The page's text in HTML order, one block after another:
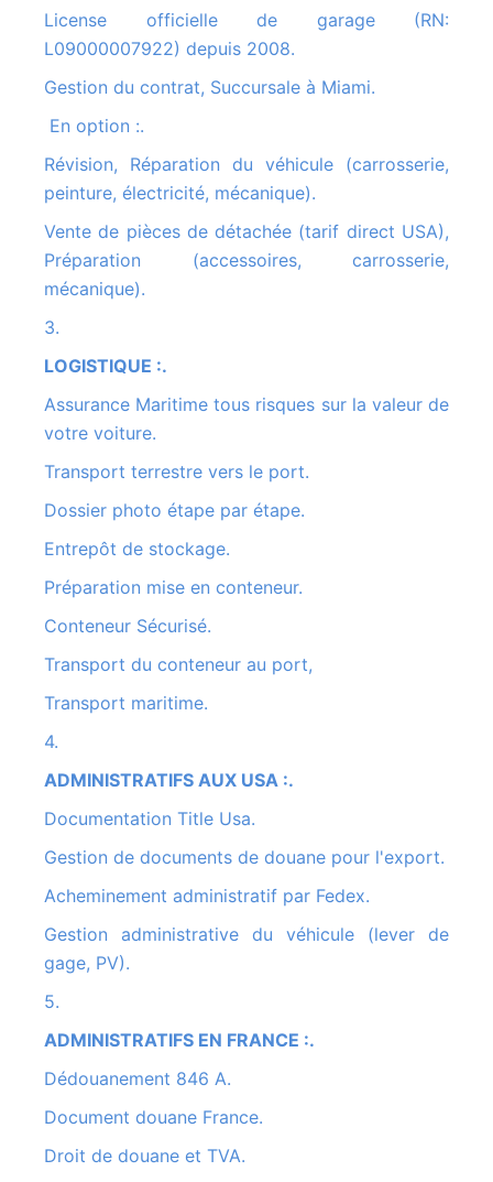
License officielle de garage (RN:
L09000007922) depuis 2008.
Gestion du contrat, Succursale à Miami.
En option :.
Révision, Réparation du véhicule (carrosserie,
peinture, électricité, mécanique).
Vente de pièces de détachée (tarif direct USA),
Préparation (accessoires, carrosserie,
mécanique).
3.
LOGISTIQUE :.
Assurance Maritime tous risques sur la valeur de
votre voiture.
Transport terrestre vers le port.
Dossier photo étape par étape.
Entrepôt de stockage.
Préparation mise en conteneur.
Conteneur Sécurisé.
Transport du conteneur au port,
Transport maritime.
4.
ADMINISTRATIFS AUX USA :.
Documentation Title Usa.
Gestion de documents de douane pour l'export.
Acheminement administratif par Fedex.
Gestion administrative du véhicule (lever de
gage, PV).
5.
ADMINISTRATIFS EN FRANCE :.
Dédouanement 846 A.
Document douane France.
Droit de douane et TVA.